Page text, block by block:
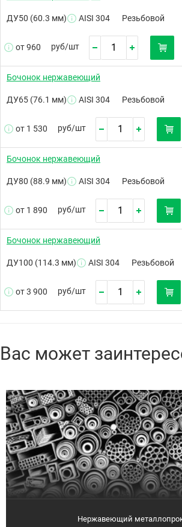
ДУ50 (60.3 мм) AISI 304 Резьбовой
от 960 руб/шт
Бочонок нержавеющий
ДУ65 (76.1 мм) AISI 304 Резьбовой
от 1 530 руб/шт
Бочонок нержавеющий
ДУ80 (88.9 мм) AISI 304 Резьбовой
от 1 890 руб/шт
Бочонок нержавеющий
ДУ100 (114.3 мм) AISI 304 Резьбовой
от 3 900 руб/шт
Вас может
Нержавеющий